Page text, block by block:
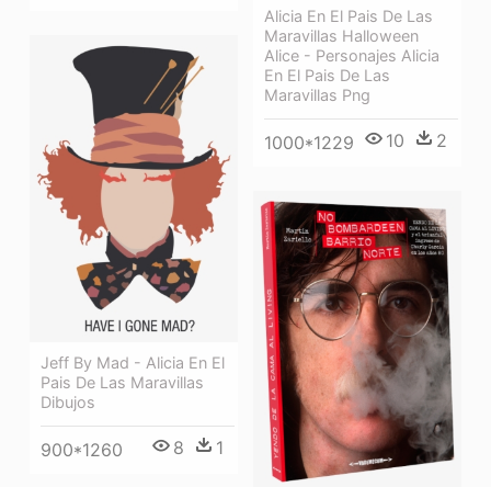
Alicia En El Pais De Las
Maravillas Halloween
Alice - Personajes Alicia
En El Pais De Las
Maravillas Png
1000*1229 10 2
Jeff By Mad - Alicia En El
Pais De Las Maravillas
Dibujos
900*1260 8 1